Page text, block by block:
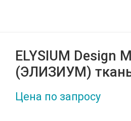
ELYSIUM Design
(ЭЛИЗИУМ)
Цена по запросу